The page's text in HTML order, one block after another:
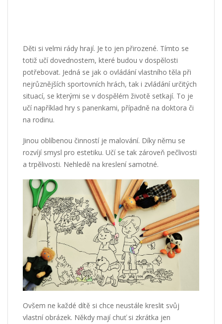
Děti si velmi rády hrají. Je to jen přirozené. Tímto se
totiž učí dovednostem, které budou v dospělosti
potřebovat. Jedná se jak o ovládání vlastního těla při
nejrůznějších sportovních hrách, tak i zvládání určitých
situací, se kterými se v dospělém životě setkají. To je
učí například hry s panenkami, případně na doktora či
na rodinu.
Jinou oblíbenou činností je malování. Díky němu se
rozvíjí smysl pro estetiku. Učí se tak zároveň pečlivosti
a trpělivosti. Nehledě na kreslení samotné.
Ovšem ne každé dítě si chce neustále kreslit svůj
vlastní obrázek. Někdy mají chuť si zkrátka jen